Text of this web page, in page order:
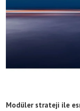
Modüler strateji ile